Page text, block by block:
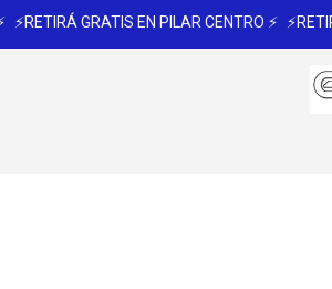
⚡RETIRÁ GRATIS EN PILAR CENTRO ⚡